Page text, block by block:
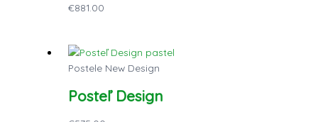
€881.00
Postele New Design
Posteľ Design